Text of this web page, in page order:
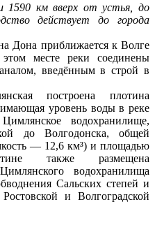
1590 км вверх от устья, до
действует до города
Дона приближается к Волге
месте реки соединены
введённым в строй в
построена плотина
уровень воды в реке
водохранилище,
до Волгодонска, общей
— 12,6 км³) и площадью
также размещена
водохранилища
Сальских степей и
и Волгоградской